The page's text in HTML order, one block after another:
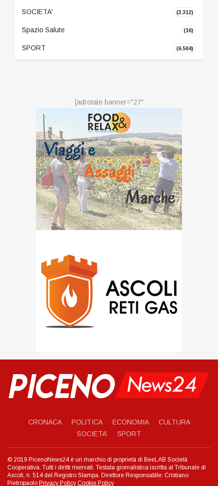
SOCIETA' (3.312)
Spazio Salute (16)
SPORT (6.504)
[adrotate banner="27"
CRONACA POLITICA ECONOMIA
CULTURA
SOCIETA’
SPORT
© 2019 PicenoNews24 è un marchio di proprietà di BeeLAB Società
Cooperativa. Tutti i diritti riservati. Testata giornalistica iscritta al Tribunale di
Ascoli, n. 514 del Registro Stampa. Direttore Responsabile: Cristiano
Pietropaolo Privacy Policy Cookie Policy